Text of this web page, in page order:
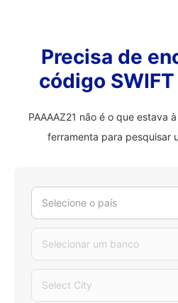
Precisa de
código
PAAAAZ21 não é o que estava
ferramenta para pesquisar
Selecione o país
Selecionar um banco
Select City